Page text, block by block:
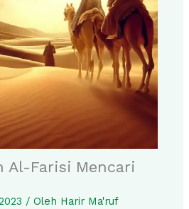
Al-Farisi Mencari
/ Oleh Harir Ma'ruf